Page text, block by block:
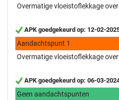
Overmatige vloeistoflekkage
APK goedgekeurd op: 12-02-
Aandachtspunt 1
Overmatige vloeistoflekkage
APK goedgekeurd op: 06-03-
Geen aandachtspunten